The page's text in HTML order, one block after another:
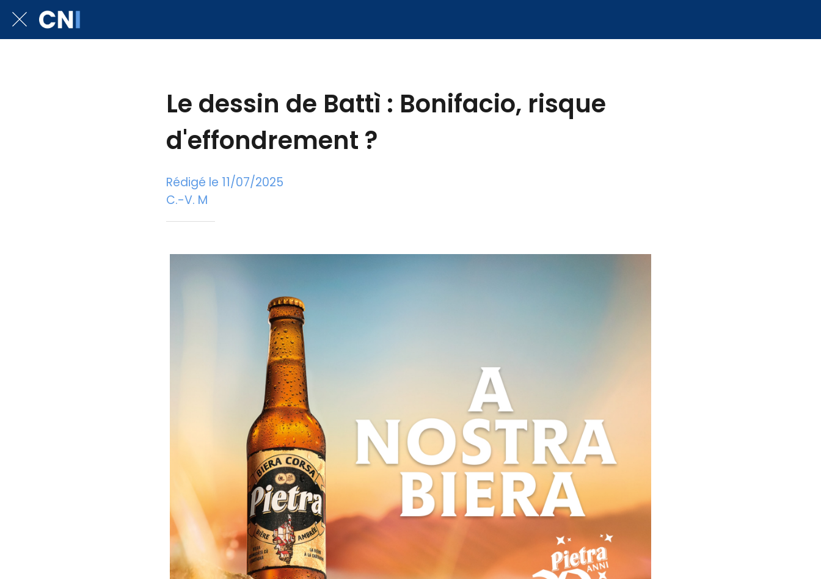
Le dessin de Battì : Bonifacio, risque
d'effondrement ?
Rédigé le 11/07/2025
C.-V. M